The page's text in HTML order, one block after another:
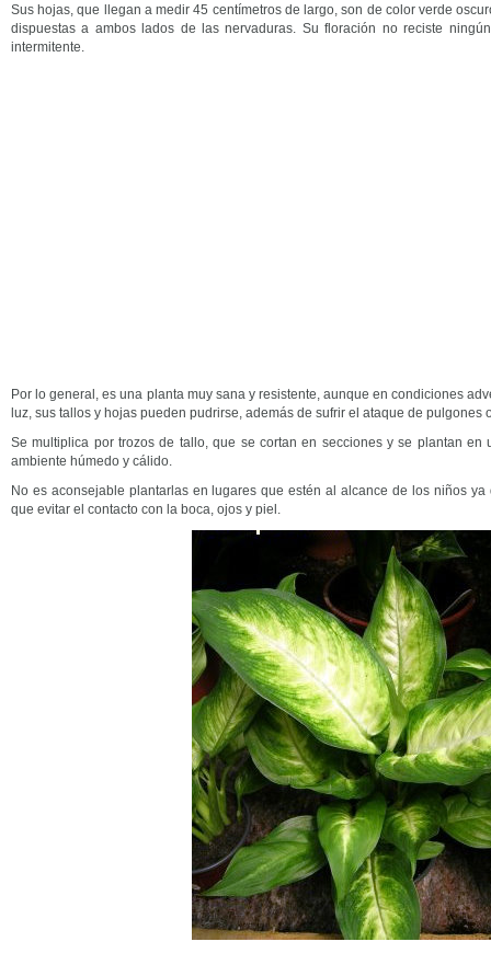
Sus hojas, que llegan a medir 45 centímetros de largo, son de color verde
dispuestas a ambos lados de las nervaduras. Su floración no reciste
intermitente.
Por lo general, es una planta muy sana y resistente, aunque en condiciones
luz, sus tallos y hojas pueden pudrirse, además de sufrir el ataque de pulgones
Se multiplica por trozos de tallo, que se cortan en secciones y se plantan
ambiente húmedo y cálido.
No es aconsejable plantarlas en lugares que estén al alcance de los niños
que evitar el contacto con la boca, ojos y piel.